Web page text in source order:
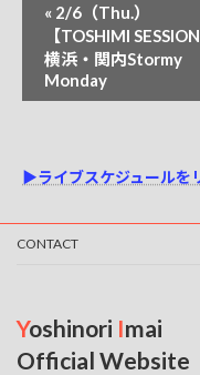
ト
ビ
ー
ン
« 2/6（Thu.）
【TOSHIMI SESSION
横浜・関内Stormy
Monday
▶ライブスケジュールを
CONTACT
Yoshinori Imai
Official Website